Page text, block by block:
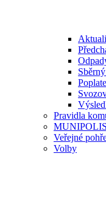
Pravidla
Veřejné
Volby